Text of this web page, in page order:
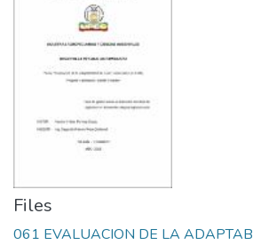
Files
061 EVALUACION DE LA